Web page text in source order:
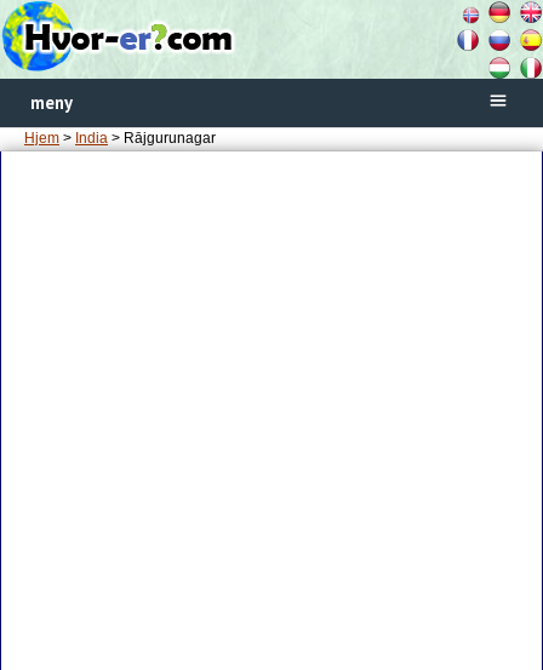
meny
Hjem > India > Rājgurunagar